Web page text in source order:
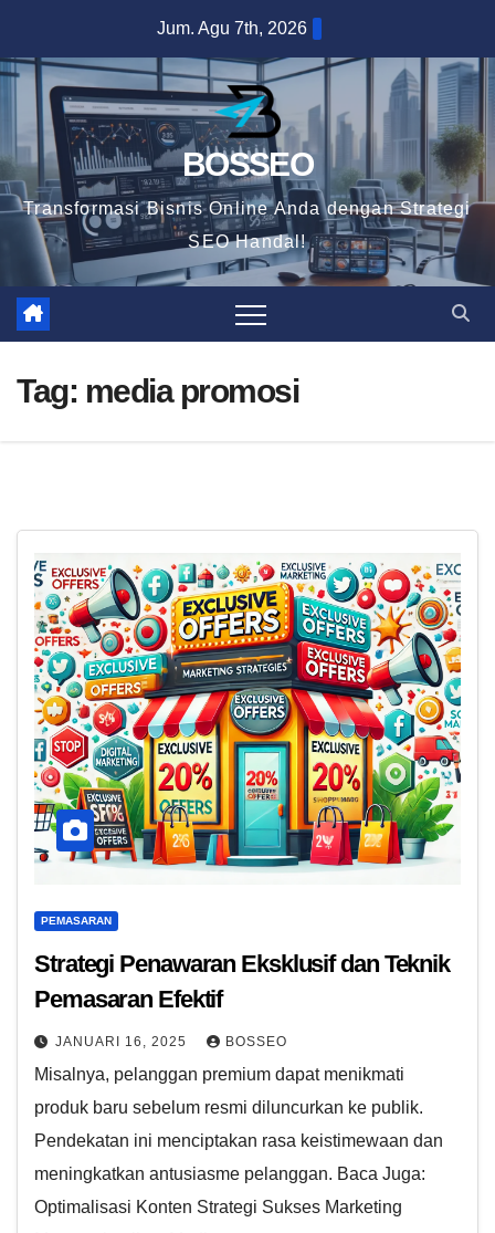
content
Jum. Agu 7th, 2026
BOSSEO
Transformasi Bisnis Online Anda dengan Strategi
SEO Handal!
Tag: media promosi
PEMASARAN
Strategi Penawaran Eksklusif dan Teknik
Pemasaran Efektif
JANUARI 16, 2025 BOSSEO
Misalnya, pelanggan premium dapat menikmati
produk baru sebelum resmi diluncurkan ke publik.
Pendekatan ini menciptakan rasa keistimewaan dan
meningkatkan antusiasme pelanggan. Baca Juga:
Optimalisasi Konten Strategi Sukses Marketing